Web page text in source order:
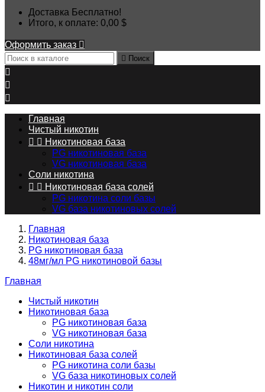
Доставка Бесплатно!
Итого, к оплате: 0,00 $
Оформить заказ 
 Поиск



Главная
Чистый никотин
  Никотиновая база
PG никотиновая база
VG никотиновая база
Соли никотина
  Никотиновая база солей
PG никотина соли базы
VG база никотиновых солей
Главная
Никотиновая база
PG никотиновая база
48мг/мл PG никотиновой базы
Главная
Чистый никотин
Никотиновая база
PG никотиновая база
VG никотиновая база
Соли никотина
Никотиновая база солей
PG никотина соли базы
VG база никотиновых солей
Никотин и никотин соли